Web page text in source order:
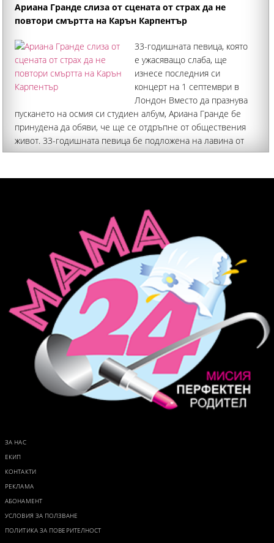
леко понарисувана От италианците, освен хубава храна,
по принцип може да се очаква почти всичко, но да
Ариана Гранде слиза от сцената от страх да не
повтори смъртта на Карън Карпентър
33-годишната певица, която
е ужасяващо слаба, ще
изнесе последния си
концерт на 1 септември в
Лондон Вместо да празнува
пускането на осмия си студиен албум, Ариана Гранде бе
принудена да обяви, че ще се отдръпне от обществения
живот. 33-годишната певица бе подложена на лавина от
коментари за измършавялата си фигура
ЗА НАС
ЕКИП
КОНТАКТИ
РЕКЛАМА
АБОНАМЕНТ
УСЛОВИЯ ЗА ПОЛЗВАНЕ
ПОЛИТИКА ЗА ПОВЕРИТЕЛНОСТ